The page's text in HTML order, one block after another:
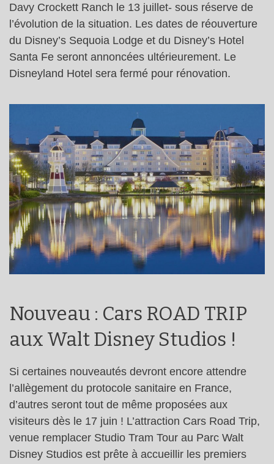
Davy Crockett Ranch le 13 juillet- sous réserve de
l’évolution de la situation. Les dates de réouverture
du Disney’s Sequoia Lodge et du Disney’s Hotel
Santa Fe seront annoncées ultérieurement. Le
Disneyland Hotel sera fermé pour rénovation.
Nouveau : Cars ROAD TRIP
aux Walt Disney Studios !
Si certaines nouveautés devront encore attendre
l’allègement du protocole sanitaire en France,
d’autres seront tout de même proposées aux
visiteurs dès le 17 juin ! L’attraction Cars Road Trip,
venue remplacer Studio Tram Tour au Parc Walt
Disney Studios est prête à accueillir les premiers